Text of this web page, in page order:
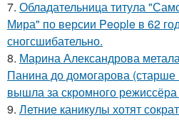
7. Обладательница титула
Мира" по версии People в 62
сногсшибательно.
8. Марина Александрова
Панина до домогарова (старше
вышла за скромного режиссёра
9. Летние каникулы хотят